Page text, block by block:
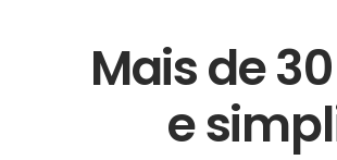
Mais de
e